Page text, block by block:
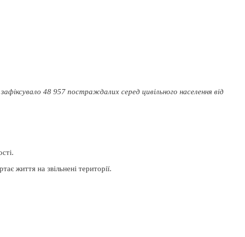
48 957 постраждалих серед цивільного населення від
життя на звільнені території.